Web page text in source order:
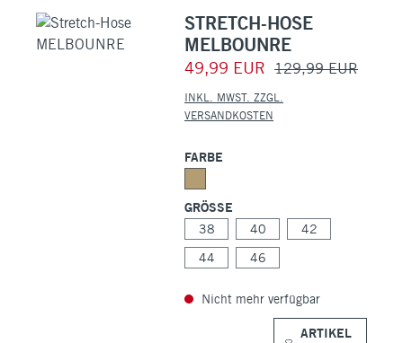
STRETCH-HOSE
MELBOUNRE
49,99 EUR 129,99 EUR
INKL. MWST. ZZGL.
VERSANDKOSTEN
FARBE
GRÖSSE
38 40
42
44
46
Nicht mehr verfügbar
ARTIKEL